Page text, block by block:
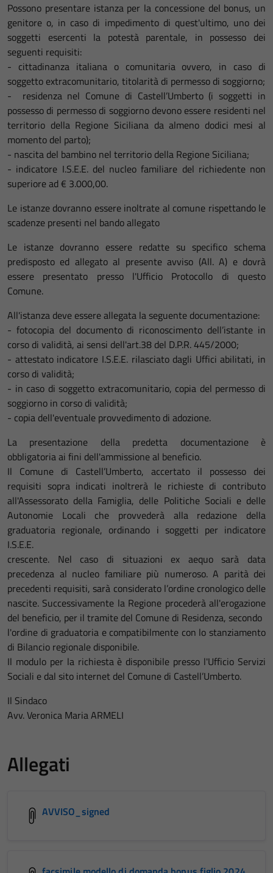
Possono presentare istanza per la concessione del bonus, un
genitore o, in caso di impedimento di quest'ultimo, uno dei
soggetti esercenti la potestà parentale, in possesso dei
seguenti requisiti:
- cittadinanza italiana o comunitaria ovvero, in caso di
soggetto extracomunitario, titolarità di permesso di soggiorno;
- residenza nel Comune di Castell’Umberto (i soggetti in
possesso di permesso di soggiorno devono essere residenti nel
territorio della Regione Siciliana da almeno dodici mesi al
momento del parto);
- nascita del bambino nel territorio della Regione Siciliana;
- indicatore I.S.E.E. del nucleo familiare del richiedente non
superiore ad € 3.000,00.
Le istanze dovranno essere inoltrate al comune rispettando le
scadenze presenti nel bando allegato
Le istanze dovranno essere redatte su specifico schema
predisposto ed allegato al presente avviso (All. A) e dovrà
essere presentato presso l'Ufficio Protocollo di questo
Comune.
All'istanza deve essere allegata la seguente documentazione:
- fotocopia del documento di riconoscimento dell’istante in
corso di validità, ai sensi dell'art.38 del D.P.R. 445/2000;
- attestato indicatore I.S.E.E. rilasciato dagli Uffici abilitati, in
corso di validità;
- in caso di soggetto extracomunitario, copia del permesso di
soggiorno in corso di validità;
- copia dell'eventuale provvedimento di adozione.
La presentazione della predetta documentazione è
obbligatoria ai fini dell'ammissione al beneficio.
Il Comune di Castell’Umberto, accertato il possesso dei
requisiti sopra indicati inoltrerà le richieste di contributo
all'Assessorato della Famiglia, delle Politiche Sociali e delle
Autonomie Locali che provvederà alla redazione della
graduatoria regionale, ordinando i soggetti per indicatore
I.S.E.E.
crescente. Nel caso di situazioni ex aequo sarà data
precedenza al nucleo familiare più numeroso. A parità dei
precedenti requisiti, sarà considerato l’ordine cronologico delle
nascite. Successivamente la Regione procederà all'erogazione
del beneficio, per il tramite del Comune di Residenza, secondo
l'ordine di graduatoria e compatibilmente con lo stanziamento
di Bilancio regionale disponibile.
Il modulo per la richiesta è disponibile presso l'Ufficio Servizi
Sociali e dal sito internet del Comune di Castell’Umberto.
Il Sindaco
Avv. Veronica Maria ARMELI
Allegati
AVVISO_signed